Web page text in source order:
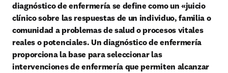
diagnóstico de enfermería se define como un «juicio
clínico sobre las respuestas de un individuo, familia o
comunidad a problemas de salud o procesos vitales
reales o potenciales. Un diagnóstico de enfermería
proporciona la base para seleccionar las
intervenciones de enfermería que permiten alcanzar